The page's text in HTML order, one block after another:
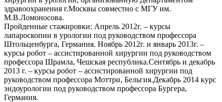
здравоохранения г.Москвы совместно с МГУ им.
М.В.Ломоносова.
Пройденные стажировки: Апрель 2012г. – курсы
лапароскопии в урологии под руководством профессора
Штольценбурга, Германия. Ноябрь 2012г. и январь 2013г. –
курсы робот – ассистированной хирургии под руководством
профессора Шрамла, Чешская республика.Сентябрь и декабрь
2013 г. – курсы робот – ассистированной хирургии под
руководством профессора Моттри, Бельгия.Декабрь 2014 курс
эндоурологии под руководством профессора Бургера,
Германия.